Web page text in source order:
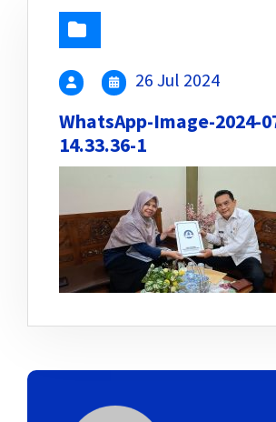
26 Jul 2024
WhatsApp-Image-2024-
14.33.36-1